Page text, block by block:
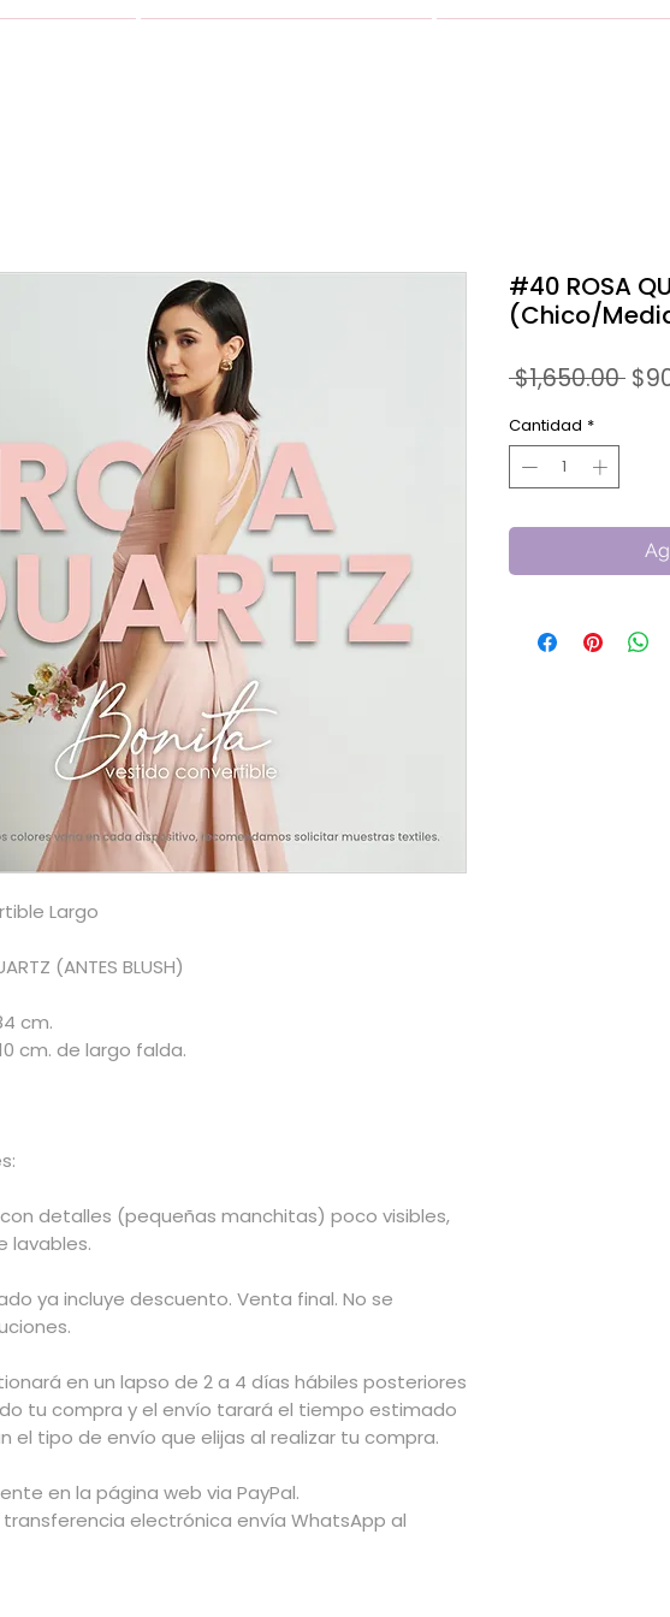
Largo
(ANTES BLUSH)
cm.
cm. de largo falda.
detalles (pequeñas manchitas) poco visibles,
lavables.
ya incluye descuento. Venta final. No se
en un lapso de 2 a 4 días hábiles posteriores
tu compra y el envío tarará el tiempo estimado
el tipo de envío que elijas al realizar tu compra.
en la página web via PayPal.
electrónica envía WhatsApp al
#40 ROSA
(Chico/
$1,650.00
Cantidad *